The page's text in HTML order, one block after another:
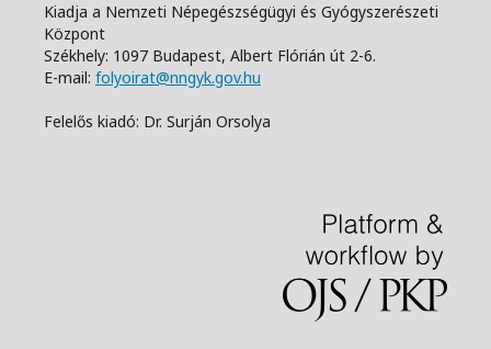
Kiadja a Nemzeti Népegészségügyi és Gyógyszerészeti
Központ
Székhely: 1097 Budapest, Albert Flórián út 2-6.
E-mail: folyoirat@nngyk.gov.hu
Felelős kiadó: Dr. Surján Orsolya